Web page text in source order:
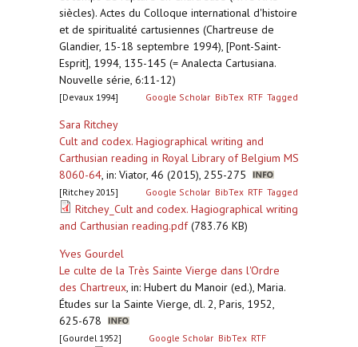
siècles). Actes du Colloque international d'histoire
et de spiritualité cartusiennes (Chartreuse de
Glandier, 15-18 septembre 1994), [Pont-Saint-
Esprit], 1994, 135-145 (= Analecta Cartusiana.
Nouvelle série, 6:11-12)
[Devaux 1994] Google Scholar BibTex RTF Tagged
Sara Ritchey
Cult and codex. Hagiographical writing and
Carthusian reading in Royal Library of Belgium MS
8060-64, in: Viator, 46 (2015), 255-275
[Ritchey 2015] Google Scholar BibTex RTF Tagged
Ritchey_Cult and codex. Hagiographical writing
and Carthusian reading.pdf(783.76 KB)
Yves Gourdel
Le culte de la Très Sainte Vierge dans l'Ordre
des Chartreux, in: Hubert du Manoir (ed.), Maria.
Études sur la Sainte Vierge, dl. 2, Paris, 1952,
625-678
[Gourdel 1952] Google Scholar BibTex RTF